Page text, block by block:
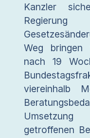
Kanzler
Weg bringen
nach 19
viereinhalb
getroffenen